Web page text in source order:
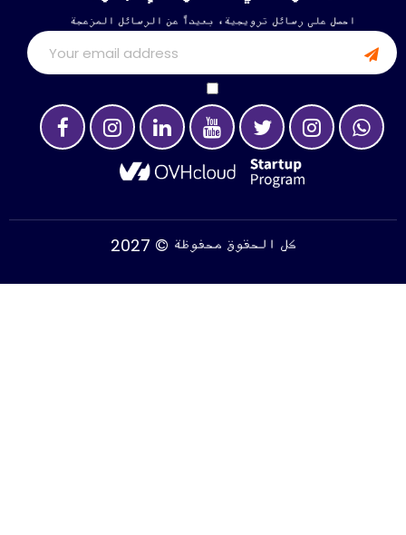
احصل على رسائل ترويجية، بعيداً عن الرسائل المزعجة
2027 © كل الحقوق محفوظة